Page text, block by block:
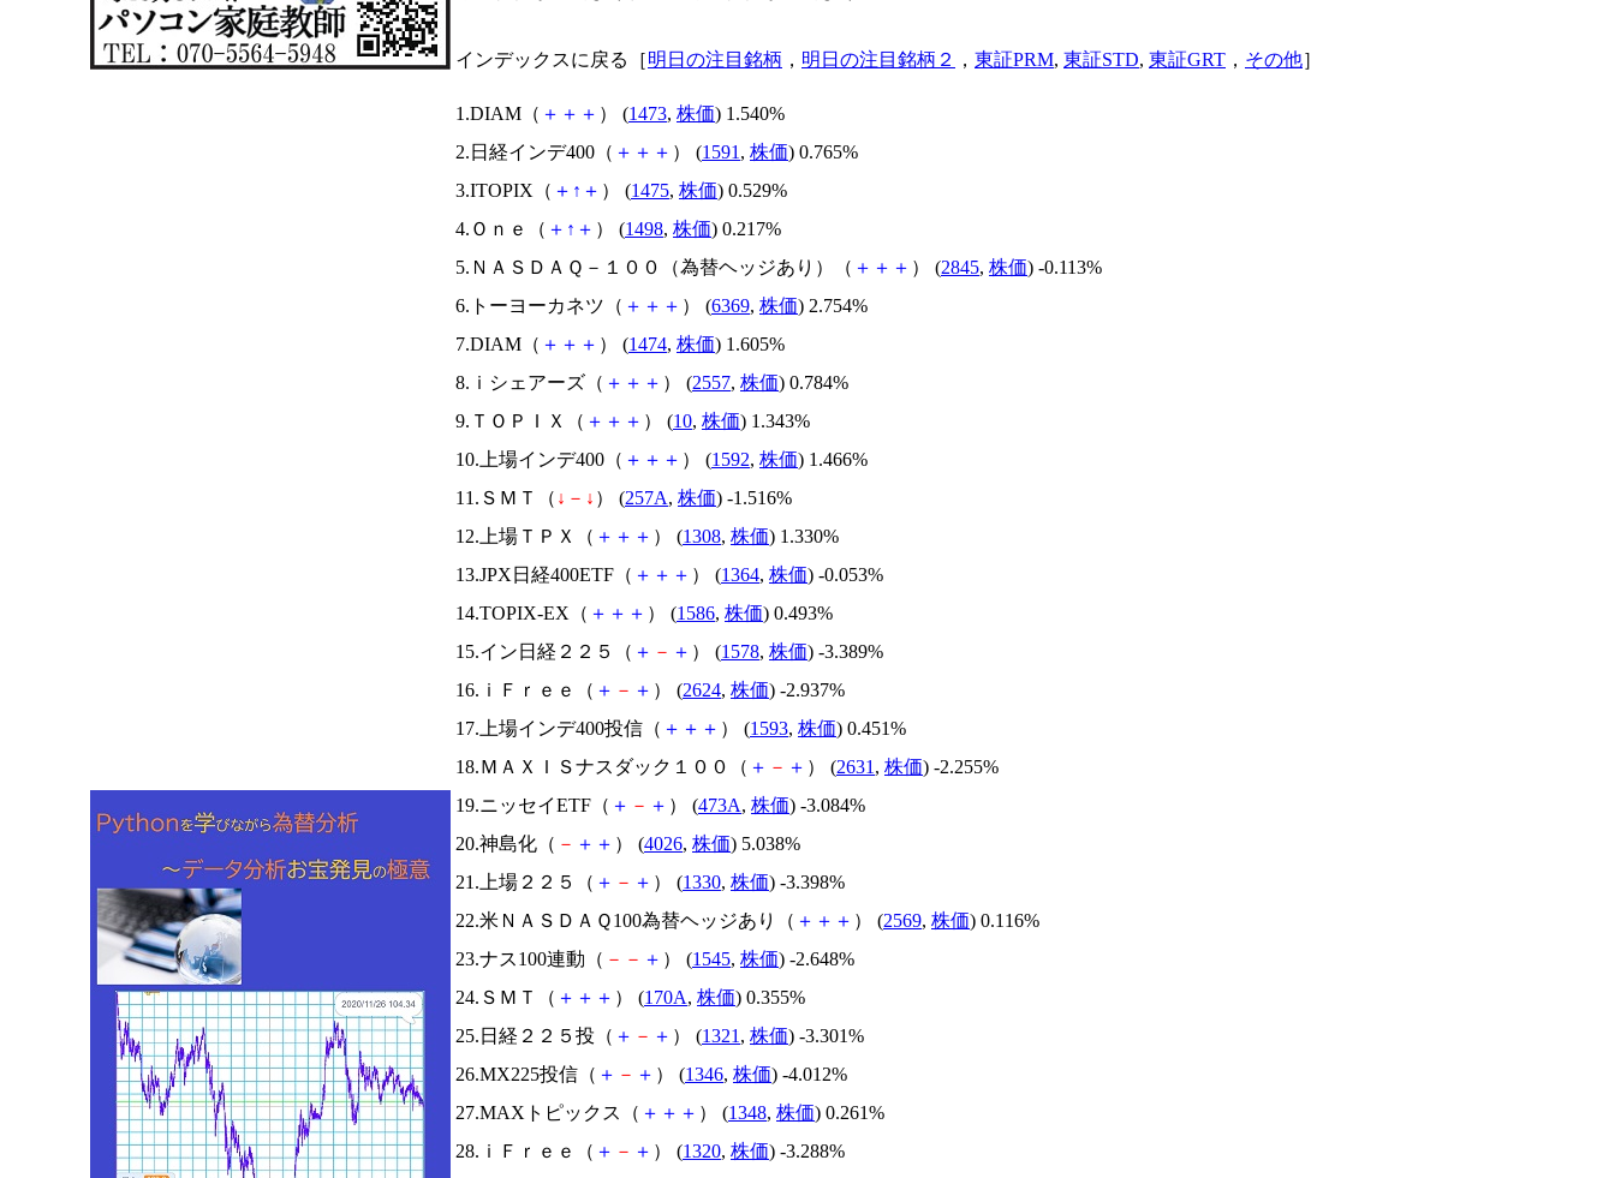
インデックスに戻る［明日の注目銘柄 ， 明日の注目銘柄２ ， 東証PRM, 東証STD, 東証GRT ， その他］
1.DIAM（ ＋ ＋ ＋ ） (1473, 株価) 1.540%
2.日経インデ400（ ＋ ＋ ＋ ） (1591 , 株価) 0.765%
3.ITOPIX（ ＋ ↑ ＋ ） (1475, 株価) 0.529%
4.Ｏｎｅ（ ＋ ↑ ＋ ） (1498, 株価) 0.217%
5.ＮＡＳＤＡＱ－１００（為替ヘッジあり）（ ＋ ＋ ＋ ） (2845, 株価) -0.113%
6.トーヨーカネツ（ ＋ ＋ ＋ ） (6369, 株価) 2.754%
7.DIAM（ ＋ ＋ ＋ ） (1474, 株価) 1.605%
8.ｉシェアーズ（ ＋ ＋ ＋ ） (2557, 株価) 0.784%
9.ＴＯＰＩＸ（ ＋ ＋ ＋ ） (10, 株価) 1.343%
10.上場インデ400（ ＋ ＋ ＋ ） (1592, 株価) 1.466%
11.ＳＭＴ（ ↓ － ↓ ） (257A, 株価) -1.516%
12.上場ＴＰＸ（ ＋ ＋ ＋ ） (1308, 株価) 1.330%
13.JPX日経400ETF（ ＋ ＋ ＋ ） (1364, 株価) -0.053%
14.TOPIX-EX（ ＋ ＋ ＋ ） (1586, 株価) 0.493%
15.イン日経２２５（ ＋ － ＋ ） (1578, 株価) -3.389%
16.ｉＦｒｅｅ（ ＋ － ＋ ） (2624, 株価) -2.937%
17.上場インデ400投信（ ＋ ＋ ＋ ） (1593, 株価) 0.451%
18.ＭＡＸＩＳナスダック１００（ ＋ － ＋ ） (2631 , 株価) -2.255%
19.ニッセイETF（ ＋ － ＋ ） (473A, 株価) -3.084%
20.神島化（ － ＋ ＋ ） (4026, 株価) 5.038%
21.上場２２５（ ＋ － ＋ ） (1330, 株価) -3.398%
22.米ＮＡＳＤＡＱ100為替ヘッジあり（ ＋ ＋ ＋ ） (2569, 株価) 0.116%
23.ナス100連動（ － － ＋ ） (1545, 株価) -2.648%
24.ＳＭＴ（ ＋ ＋ ＋ ） (170A, 株価) 0.355%
25.日経２２５投（ ＋ － ＋ ） (1321 , 株価) -3.301%
26.MX225投信（ ＋ － ＋ ） (1346, 株価) -4.012%
27.MAXトピックス（ ＋ ＋ ＋ ） (1348, 株価) 0.261%
28.ｉＦｒｅｅ（ ＋ － ＋ ） (1320, 株価) -3.288%